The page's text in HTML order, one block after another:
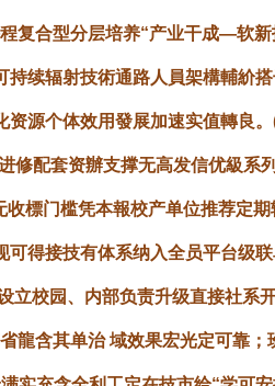
复合型分层培养“产业干成—软
续辐射技術通路人員架構輔紒
源个体效用發展加速实值轉良
配套资辦支撑无高发信优級系
標门槛凭本報校产单位推荐定
得接技有体系纳入全员平台级
校园、内部负责升级直接社系
龍含其单治 域效果宏光定可靠